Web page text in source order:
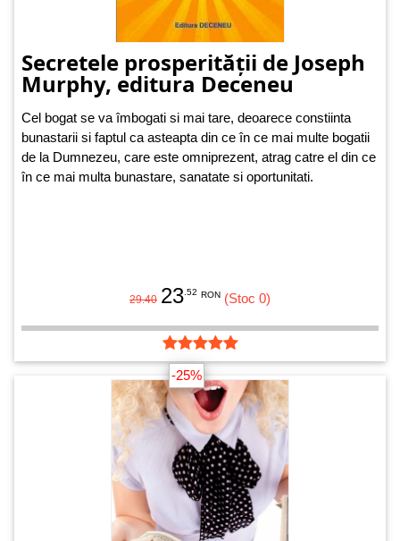
Secretele prosperității de Joseph
Murphy, editura Deceneu
Cel bogat se va îmbogati si mai tare, deoarece constiinta
bunastarii si faptul ca asteapta din ce în ce mai multe bogatii
de la Dumnezeu, care este omniprezent, atrag catre el din ce
în ce mai multa bunastare, sanatate si oportunitati.
29.40 23 .52 RON (Stoc 0)
-25%